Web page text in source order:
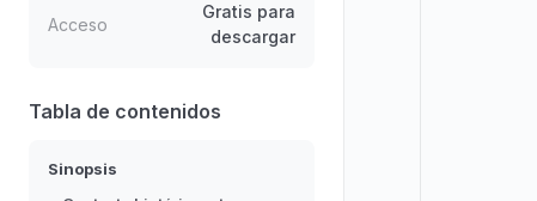
Acceso
Gratis para
descargar
Tabla de contenidos
Sinopsis